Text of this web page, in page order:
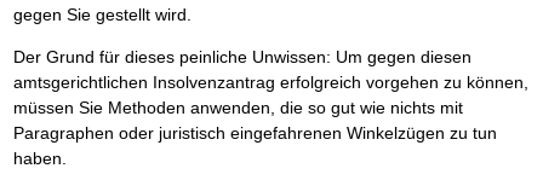
gegen Sie gestellt wird.
Der Grund für dieses peinliche Unwissen: Um gegen diesen
amtsgerichtlichen Insolvenzantrag erfolgreich vorgehen zu können,
müssen Sie Methoden anwenden, die so gut wie nichts mit
Paragraphen oder juristisch eingefahrenen Winkelzügen zu tun
haben.